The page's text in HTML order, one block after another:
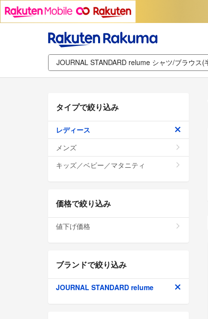
タイプで絞り込み
レディース
メンズ
キッズ／ベビー／マタニティ
価格で絞り込み
値下げ価格
ブランドで絞り込み
JOURNAL STANDARD relume